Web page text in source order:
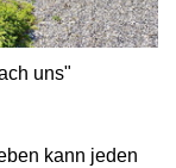
uns"
kann jeden